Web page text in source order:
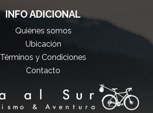
INFO ADICIONAL
Quiénes somos
Ubicación
Términos y Condiciones
Contacto